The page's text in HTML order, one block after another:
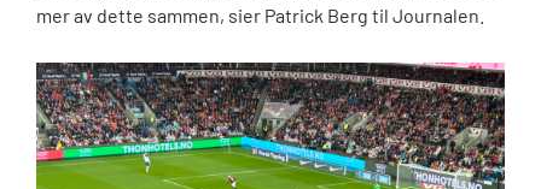
mer av dette sammen, sier Patrick Berg til Journalen.